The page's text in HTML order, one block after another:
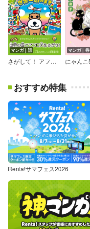
マンガ｜話
さがして！ アフロ犬 世界一周のまき
マンガ｜巻
おすすめ特集
Renta!サマフェス2026